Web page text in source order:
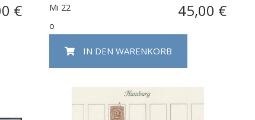
€ Mi 22 45,00 €
o
IN DEN WARENKORB